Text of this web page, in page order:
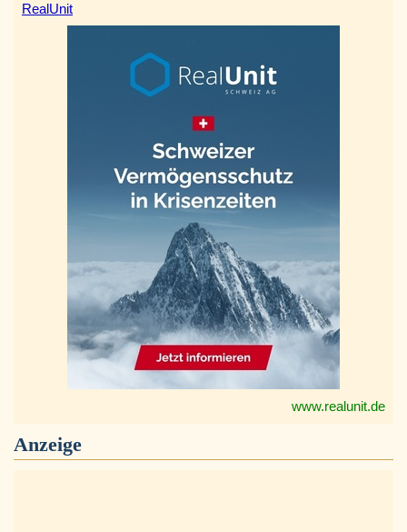
RealUnit
www.realunit.de
Anzeige